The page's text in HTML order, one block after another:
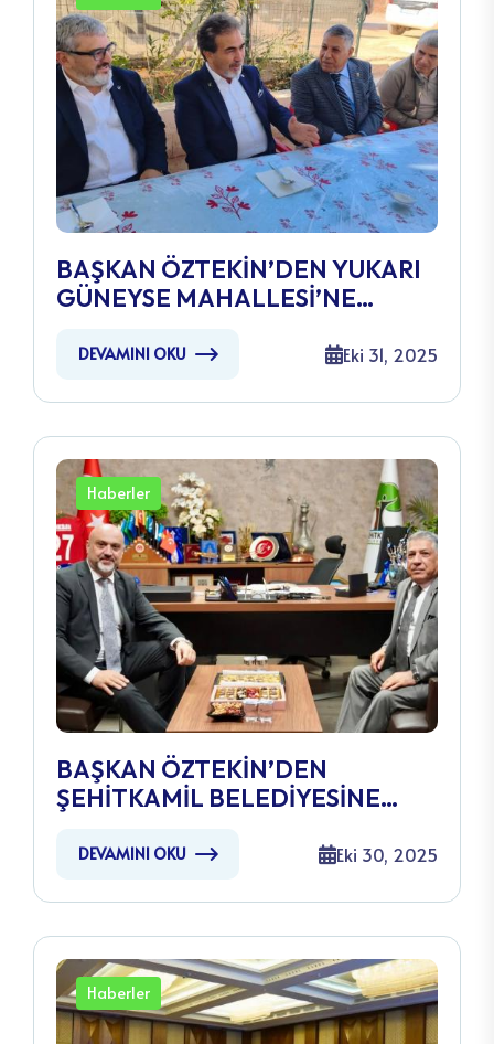
BAŞKAN ÖZTEKİN’DEN YUKARI
GÜNEYSE MAHALLESİ’NE
DEVAMINI OKU Eki 31, 2025
Haberler
BAŞKAN ÖZTEKİN’DEN
ŞEHİTKAMİL BELEDİYESİNE
DEVAMINI OKU Eki 30, 2025
Haberler